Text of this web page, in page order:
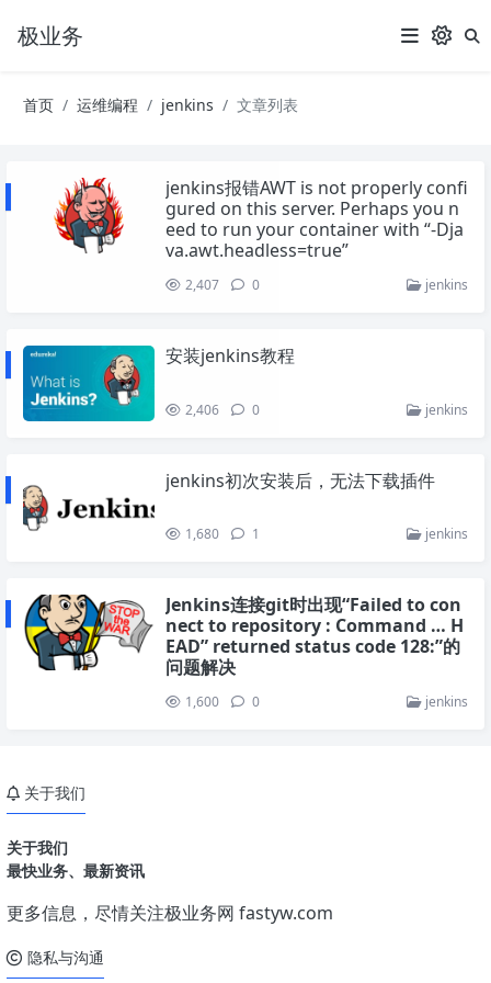
极业务
首页 运维编程 jenkins 文章列表
jenkins报错AWT is not properly confi
gured on this server. Perhaps you n
eed to run your container with “-Dja
va.awt.headless=true”
2,407 0 jenkins
安装jenkins教程
2,406 0 jenkins
jenkins初次安装后，无法下载插件
1,680 1 jenkins
Jenkins连接git时出现“Failed to con
nect to repository : Command … H
EAD” returned status code 128:”的
问题解决
1,600 0 jenkins
关于我们
关于我们
最快业务、最新资讯
更多信息，尽情关注极业务网 fastyw.com
隐私与沟通